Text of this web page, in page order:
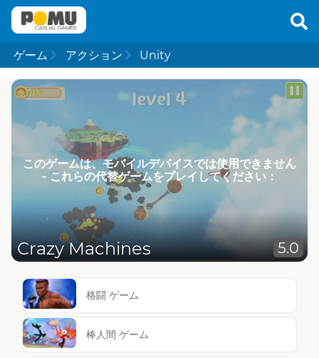
ゲーム アクション Unity
このゲームは、モバイルデバイスでは使用できません
- これらの代替ゲームをプレイしてください：
Crazy Machines 5.0
格闘 ゲーム
棒人間 ゲーム